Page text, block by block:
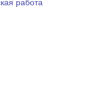
работа